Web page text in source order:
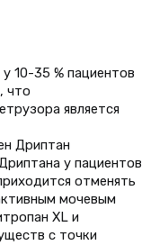
10-35 % пациентов
что
является
Дриптан
у пациентов
отменять
мочевым
XL и
с точки